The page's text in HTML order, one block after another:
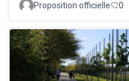
Proposition officielle 0